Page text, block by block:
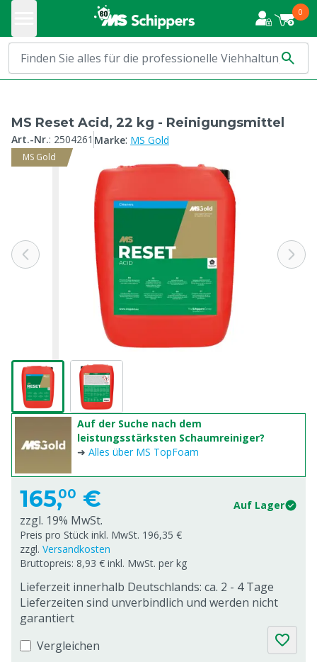
0
MS Reset Acid, 22 kg - Reinigungsmittel
Art.-Nr.: 2504261 Marke: MS Gold
MS Gold
Auf der Suche nach dem
leistungsstärksten Schaumreiniger?
➜ Alles über MS TopFoam
165,00 € Auf Lager
zzgl. 19% MwSt.
Preis pro Stück inkl. MwSt. 196,35 €
zzgl. Versandkosten
Bruttopreis: 8,93 € inkl. MwSt. per kg
Lieferzeit innerhalb Deutschlands: ca. 2 - 4 Tage
Lieferzeiten sind unverbindlich und werden nicht
garantiert
Vergleichen